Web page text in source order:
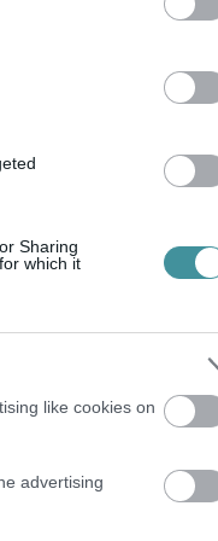
Sharing
which it
like cookies on
advertising